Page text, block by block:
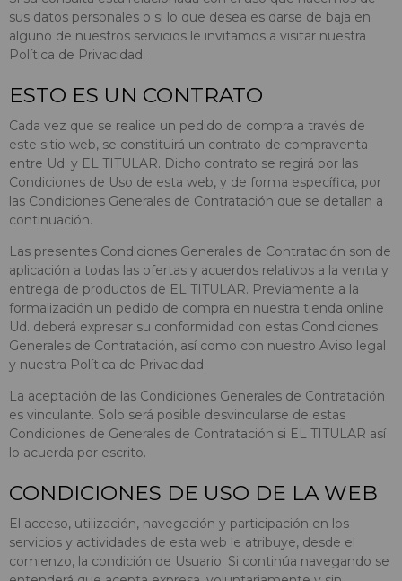
sus datos personales o si lo que desea es darse de baja en
alguno de nuestros servicios le invitamos a visitar nuestra
Política de Privacidad.
ESTO ES UN CONTRATO
Cada vez que se realice un pedido de compra a través de
este sitio web, se constituirá un contrato de compraventa
entre Ud. y EL TITULAR. Dicho contrato se regirá por las
Condiciones de Uso de esta web, y de forma específica, por
las Condiciones Generales de Contratación que se detallan a
continuación.
Las presentes Condiciones Generales de Contratación son de
aplicación a todas las ofertas y acuerdos relativos a la venta y
entrega de productos de EL TITULAR. Previamente a la
formalización un pedido de compra en nuestra tienda online
Ud. deberá expresar su conformidad con estas Condiciones
Generales de Contratación, así como con nuestro Aviso legal
y nuestra Política de Privacidad.
La aceptación de las Condiciones Generales de Contratación
es vinculante. Solo será posible desvincularse de estas
Condiciones de Generales de Contratación si EL TITULAR así
lo acuerda por escrito.
CONDICIONES DE USO DE LA WEB
El acceso, utilización, navegación y participación en los
servicios y actividades de esta web le atribuye, desde el
comienzo, la condición de Usuario. Si continúa navegando se